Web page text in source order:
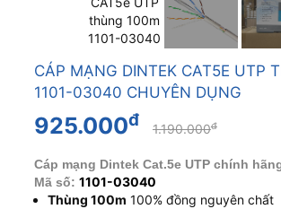
CÁP MẠNG DINTEK CAT5E UTP
1101-03040 CHUYÊN DỤNG
925.000đ 1.190.000đ
Cáp mạng Dintek Cat.5e UTP chính
Mã số: 1101-03040
Thùng 100m 100% đồng nguyên chất